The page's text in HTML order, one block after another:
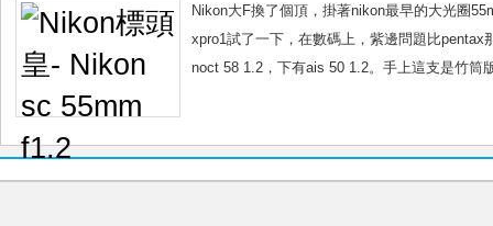
Nikon大F換了個頂，掛著nikon最早的大光圈
xpro1試了一下，在數碼上，紫邊問題比
noct 58 1.2，下有ais 50 1.2。手上這支是竹筒